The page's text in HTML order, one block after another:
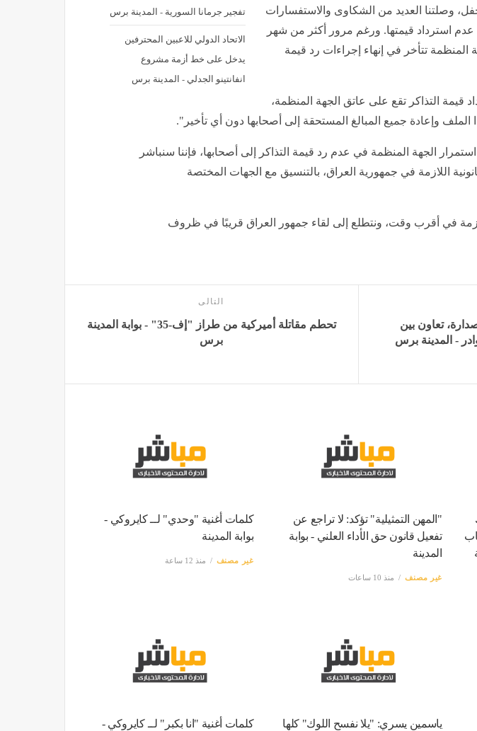
تفجير جرمانا السورية - المدينة برس
الاتحاد الدولي للاعبين المحترفين
يدخل على خط أزمة مشروع
انفانتينو الجدلي - المدينة برس
وصلتنا العديد من الشكاوى والاستفسارات
استرداد قيمتها. ورغم مرور أكثر من شهر
المنظمة تتأخر في إنهاء إجراءات رد قيمة
قيمة التذاكر تقع على عاتق الجهة المنظمة،
الملف وإعادة جميع المبالغ المستحقة إلى أصحابها دون أي تأخير".
الجهة المنظمة في عدم رد قيمة التذاكر إلى أصحابها، فإننا سنباشر
اللازمة في جمهورية العراق، بالتنسيق مع الجهات المختصة
في أقرب وقت، ونتطلع إلى لقاء جمهور العراق قريبًا في ظروف
تعاون بين
- المدينة برس
التالى
تحطم مقاتلة أميركية من طراز "إف-35" - بوابة المدينة
برس
"المهن التمثيلية" تؤكد: لا تراجع عن
تفعيل قانون حق الأداء العلني - بوابة
المدينة
غير مصنف منذ 10 ساعات
كلمات أغنية "وحدي" لــ كايروكي -
بوابة المدينة
غير مصنف منذ 12 ساعة
ياسمين يسري: "يلا نفسح اللوك" كلها
كلمات أغنية "انا بكبر" لــ كايروكي -